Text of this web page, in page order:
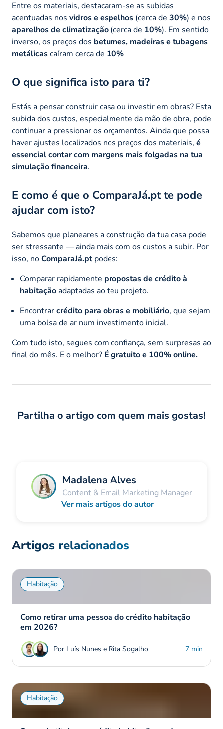
Entre os materiais, destacaram-se as subidas
acentuadas nos vidros e espelhos (cerca de 30%) e nos
aparelhos de climatização (cerca de 10%). Em sentido
inverso, os preços dos betumes, madeiras e tubagens
metálicascaíram cerca de 10%
O que significa isto para ti?
Estás a pensar construir casa ou investir em obras? Esta
subida dos custos, especialmente da mão de obra, pode
continuar a pressionar os orçamentos. Ainda que possa
haver ajustes localizados nos preços dos materiais, é
essencial contar com margens mais folgadas na tua
simulação financeira.
E como é que o ComparaJá.pt te pode
ajudar com isto?
Sabemos que planeares a construção da tua casa pode
ser stressante — ainda mais com os custos a subir. Por
isso, noComparaJá.ptpodes:
Comparar rapidamente propostas de crédito à
habitação adaptadas ao teu projeto.
Encontrarcrédito para obras e mobiliário, que sejam
uma bolsa de ar num investimento inicial.
Com tudo isto, segues com confiança, sem surpresas ao
final do mês. E o melhor? É gratuito e 100% online.
Partilha o artigo com quem mais gostas!
Madalena Alves
Content & Email Marketing Manager
Ver mais artigos do autor
Artigos relacionados
Habitação
Como retirar uma pessoa do crédito habitação
em 2026?
Por Luís Nunes e Rita Sogalho 7 min
Habitação